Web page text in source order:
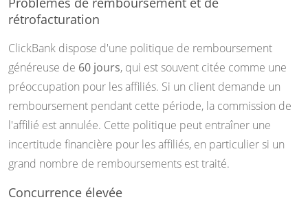
rétrofacturation
ClickBank dispose d'une politique de remboursement
généreuse de 60 jours, qui est souvent citée comme une
préoccupation pour les affiliés. Si un client demande un
remboursement pendant cette période, la commission de
l'affilié est annulée. Cette politique peut entraîner une
incertitude financière pour les affiliés, en particulier si un
grand nombre de remboursements est traité.
Concurrence élevée